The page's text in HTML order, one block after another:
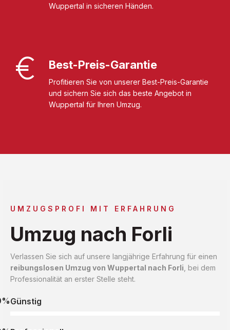
Wuppertal in sicheren Händen.
Best-Preis-Garantie
Profitieren Sie von unserer Best-Preis-Garantie
und sichern Sie sich das beste Angebot in
Wuppertal für Ihren Umzug.
UMZUGSPROFI MIT ERFAHRUNG
Umzug nach Forli
Verlassen Sie sich auf unsere langjährige Erfahrung für einen
reibungslosen Umzug von Wuppertal nach Forli , bei dem
Professionalität an erster Stelle steht.
Günstig